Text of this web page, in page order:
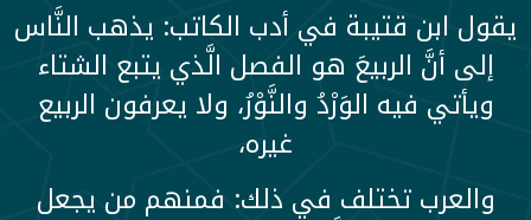
يقول ابن قتيبة في أدب الكاتب: يذهب النَّاس
إلى أنَّ الربيعَ هو الفصل الَّذي يتبع الشتاء
ويأتي فيه الوَرْدُ والنَّوْرُ، ولا يعرفون الربيع
غيره،
والعرب تختلف في ذلك: فمنهم من يجعل